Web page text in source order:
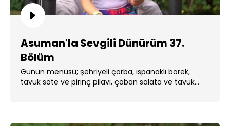
Asuman'la Sevgili Dünürüm 37.
Bölüm
Günün menüsü; şehriyeli çorba, ıspanaklı börek,
tavuk sote ve pirinç pilavı, çoban salata ve tavuk